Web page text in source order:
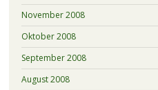
November 2008
Oktober 2008
September 2008
August 2008